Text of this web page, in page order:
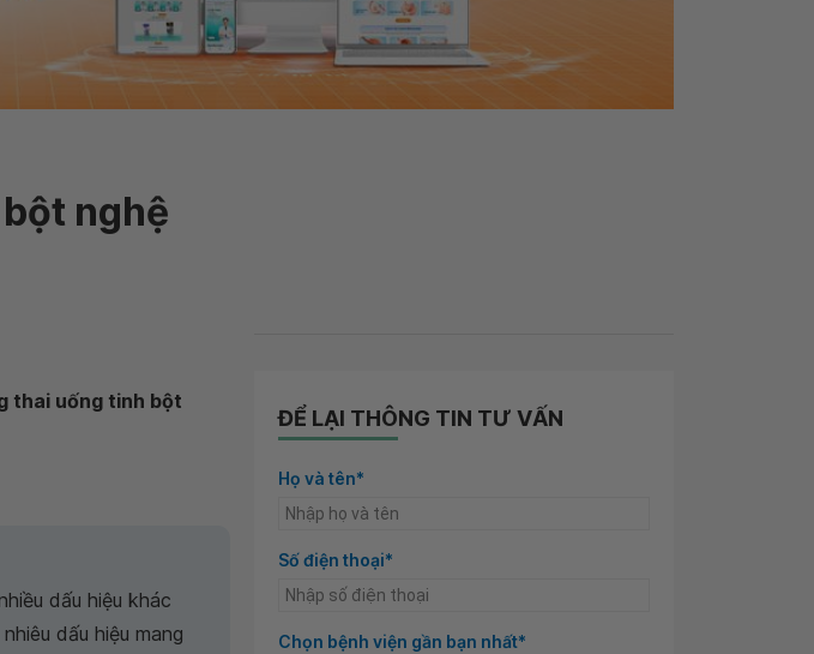
nghệ
thai uống tinh bột
dấu hiệu khác
dấu hiệu mang
ĐỂ LẠI THÔNG TIN TƯ VẤN
Họ và tên*
Số điện thoại*
Chọn bệnh viện gần bạn nhất*